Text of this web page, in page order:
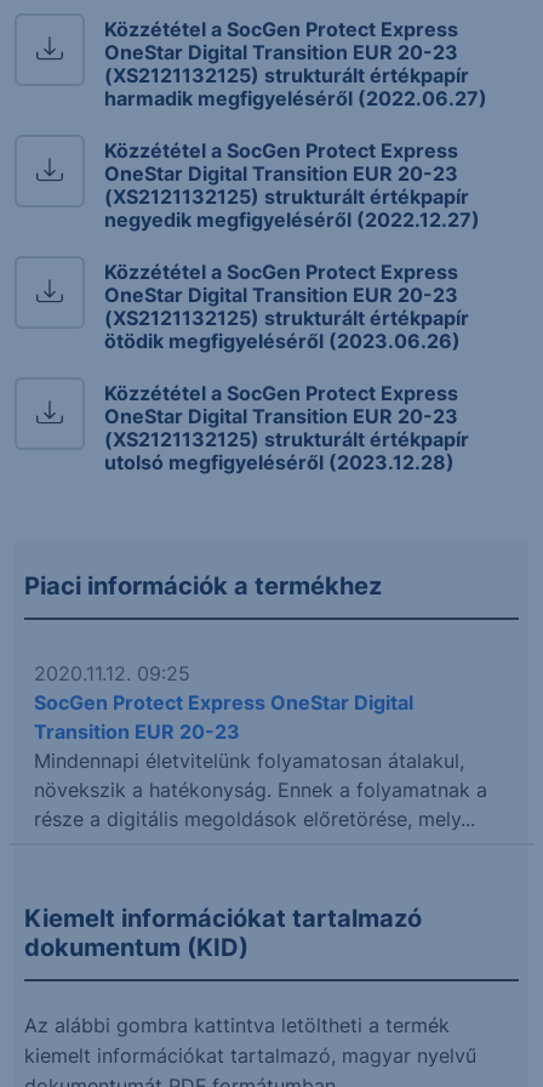
Közzététel a SocGen Protect Express
OneStar Digital Transition EUR 20-23
(XS2121132125) strukturált értékpapír
harmadik megfigyeléséről (2022.06.27)
Közzététel a SocGen Protect Express
OneStar Digital Transition EUR 20-23
(XS2121132125) strukturált értékpapír
negyedik megfigyeléséről (2022.12.27)
Közzététel a SocGen Protect Express
OneStar Digital Transition EUR 20-23
(XS2121132125) strukturált értékpapír
ötödik megfigyeléséről (2023.06.26)
Közzététel a SocGen Protect Express
OneStar Digital Transition EUR 20-23
(XS2121132125) strukturált értékpapír
utolsó megfigyeléséről (2023.12.28)
Piaci információk a termékhez
2020.11.12. 09:25
SocGen Protect Express OneStar Digital
Transition EUR 20-23
Mindennapi életvitelünk folyamatosan átalakul,
növekszik a hatékonyság. Ennek a folyamatnak a
része a digitális megoldások előretörése, mely...
Kiemelt információkat tartalmazó
dokumentum (KID)
Az alábbi gombra kattintva letöltheti a termék
kiemelt információkat tartalmazó, magyar nyelvű